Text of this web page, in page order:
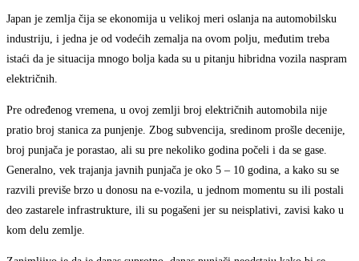
Japan je zemlja čija se ekonomija u velikoj meri oslanja na automobilsku
industriju, i jedna je od vodećih zemalja na ovom polju, međutim treba
istaći da je situacija mnogo bolja kada su u pitanju hibridna vozila naspram
električnih.
Pre određenog vremena, u ovoj zemlji broj električnih automobila nije
pratio broj stanica za punjenje. Zbog subvencija, sredinom prošle decenije,
broj punjača je porastao, ali su pre nekoliko godina počeli i da se gase.
Generalno, vek trajanja javnih punjača je oko 5 – 10 godina, a kako su se
razvili previše brzo u donosu na e-vozila, u jednom momentu su ili postali
deo zastarele infrastrukture, ili su pogašeni jer su neisplativi, zavisi kako u
kom delu zemlje.